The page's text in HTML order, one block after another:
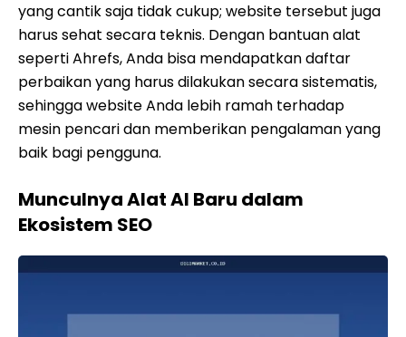
yang cantik saja tidak cukup; website tersebut juga
harus sehat secara teknis. Dengan bantuan alat
seperti Ahrefs, Anda bisa mendapatkan daftar
perbaikan yang harus dilakukan secara sistematis,
sehingga website Anda lebih ramah terhadap
mesin pencari dan memberikan pengalaman yang
baik bagi pengguna.
Munculnya Alat AI Baru dalam
Ekosistem SEO